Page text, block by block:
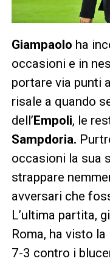
Giampaolo ha
occasioni e in
portare via punti
risale a quando
dell’Empoli, le
Sampdoria.
occasioni la sua
strappare
avversari che
L’ultima partita,
Roma, ha visto
7-3 contro i